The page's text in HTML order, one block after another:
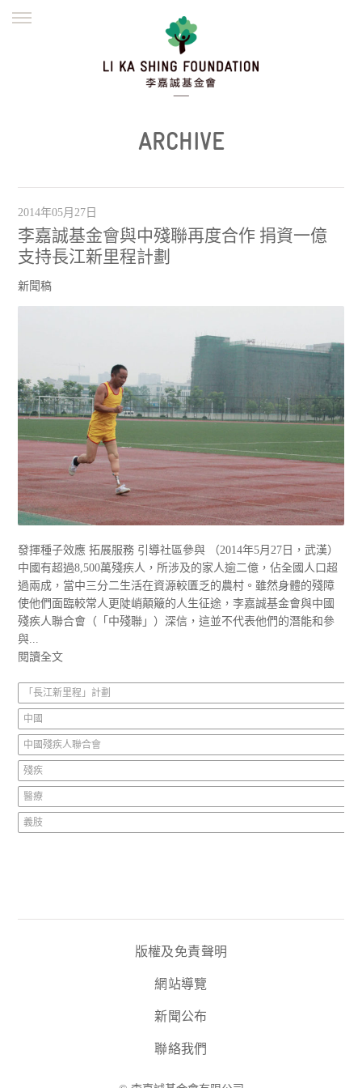
繁體
ARCHIVE
2014年05月27日
李嘉誠基金會與中殘聯再度合作 捐資一億
支持長江新里程計劃
新聞稿
發揮種子效應 拓展服務 引導社區參與 （2014年5月27日，武漢）
中國有超過8,500萬殘疾人，所涉及的家人逾二億，佔全國人口超
過兩成，當中三分二生活在資源較匱乏的農村。雖然身體的殘障
使他們面臨較常人更陡峭顛簸的人生征途，李嘉誠基金會與中國
殘疾人聯合會（「中殘聯」）深信，這並不代表他們的潛能和參
與...
閱讀全文
「長江新里程」計劃
中國
中國殘疾人聯合會
殘疾
醫療
義肢
版權及免責聲明
網站導覽
新聞公布
聯絡我們